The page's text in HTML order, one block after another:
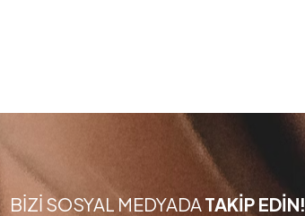
BİZİ SOSYAL MEDYADA TAKİP EDİN!